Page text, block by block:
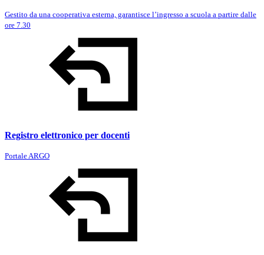
Gestito da una cooperativa esterna, garantisce l’ingresso a scuola a partire dalle
ore 7.30
Registro elettronico per docenti
Portale ARGO